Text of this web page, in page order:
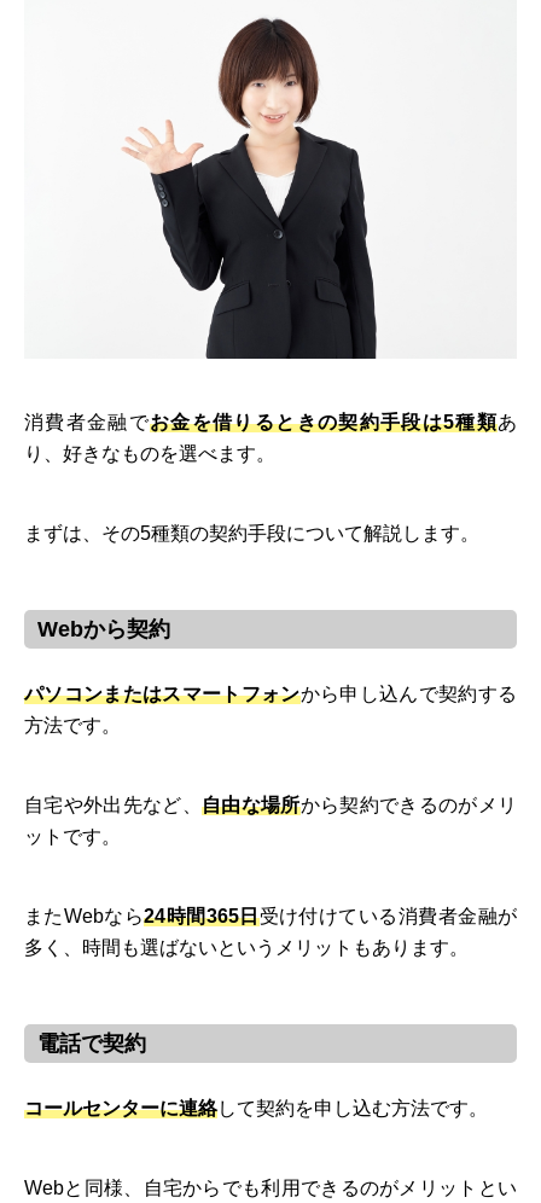
消費者金融でお金を借りるときの契約手段は5種類あ
り、好きなものを選べます。
まずは、その5種類の契約手段について解説します。
Webから契約
パソコンまたはスマートフォンから申し込んで契約する
方法です。
自宅や外出先など、 自由な場所から契約できるのがメリ
ットです。
またWebなら24時間365日受け付けている消費者金融が
多く、時間も選ばないというメリットもあります。
電話で契約
コールセンターに連絡して契約を申し込む方法です。
Webと同様、自宅からでも利用できるのがメリットとい